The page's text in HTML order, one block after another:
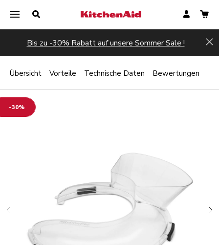
Bis zu -30% Rabatt auf unsere Sommer Sale !
-30%
Übersicht Vorteile Technische Daten Bewertungen